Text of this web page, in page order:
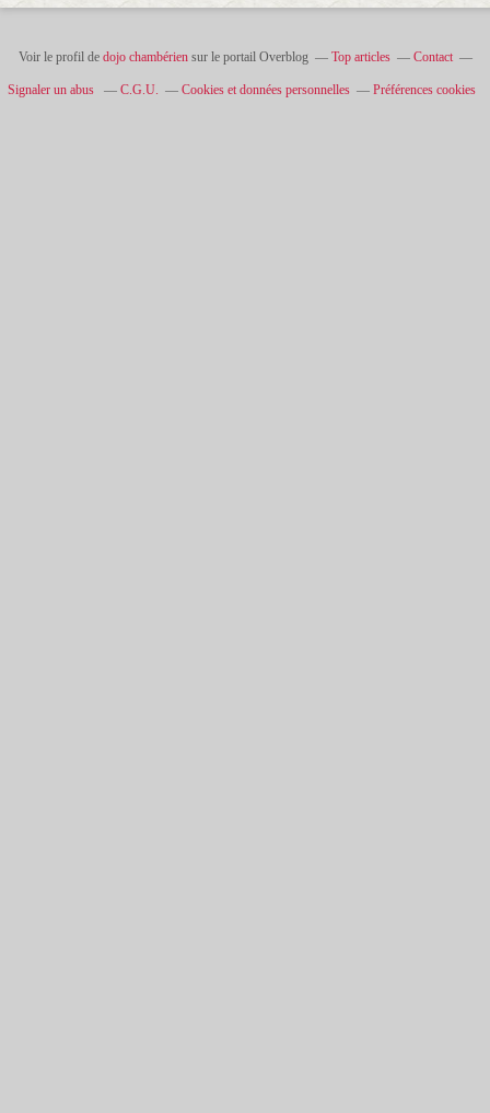
Voir le profil de dojo chambériensur le portail Overblog Top articles Contact
Signaler un abus C.G.U. Cookies et données personnelles Préférences cookies